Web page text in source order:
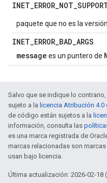
INET_ERROR_NOT_
paquete que no es la
INET_ERROR_BAD_ARGS
message es un puntero de
Salvo que se indique lo
sujeto a la licencia Atribución 4.0
de código están sujetos a la
información, consulta las
es una marca registrada de
marcas relacionadas son
usan bajo licencia.
Última actualización: 2026-02-18